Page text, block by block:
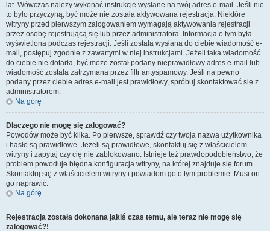
lat. Wówczas należy wykonać instrukcje wysłane na twój adres e-mail. Jeśli nie
to było przyczyną, być może nie została aktywowana rejestracja. Niektóre
witryny przed pierwszym zalogowaniem wymagają aktywowania rejestracji
przez osobę rejestrującą się lub przez administratora. Informacja o tym była
wyświetlona podczas rejestracji. Jeśli została wysłana do ciebie wiadomość e-
mail, postępuj zgodnie z zawartymi w niej instrukcjami. Jeżeli taka wiadomość
do ciebie nie dotarła, być może został podany nieprawidłowy adres e-mail lub
wiadomość została zatrzymana przez filtr antyspamowy. Jeśli na pewno
podany przez ciebie adres e-mail jest prawidłowy, spróbuj skontaktować się z
administratorem.
Na górę
Dlaczego nie mogę się zalogować?
Powodów może być kilka. Po pierwsze, sprawdź czy twoja nazwa użytkownika
i hasło są prawidłowe. Jeżeli są prawidłowe, skontaktuj się z właścicielem
witryny i zapytaj czy cię nie zablokowano. Istnieje też prawdopodobieństwo, że
problem powoduje błędna konfiguracja witryny, na której znajduje się forum.
Skontaktuj się z właścicielem witryny i powiadom go o tym problemie. Musi on
go naprawić.
Na górę
Rejestracja została dokonana jakiś czas temu, ale teraz nie mogę się
zalogować?!